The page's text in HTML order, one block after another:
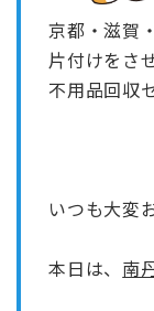
京都・滋賀
片付けをさ
不用品回収
いつも大変
本日は、 南